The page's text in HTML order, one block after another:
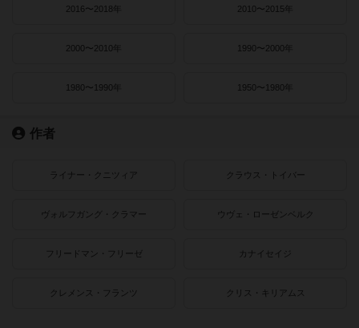
2016〜2018年 2010〜2015年
2000〜2010年 1990〜2000年
1980〜1990年 1950〜1980年
作者
ライナー・クニツィア クラウス・トイバー
ヴォルフガング・クラマー ウヴェ・ローゼンベルク
フリードマン・フリーゼ カナイセイジ
クレメンス・フランツ クリス・キリアムス